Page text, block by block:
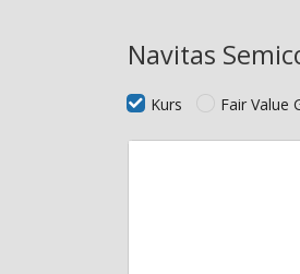
Navitas
Kurs Fair Value